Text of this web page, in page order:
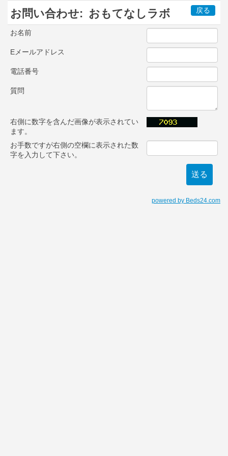
戻る
お問い合わせ: おもてなしラボ
お名前
Eメールアドレス
電話番号
質問
右側に数字を含んだ画像が表示されてい
ます。
お手数ですが右側の空欄に表示された数
字を入力して下さい。
powered by Beds24.com